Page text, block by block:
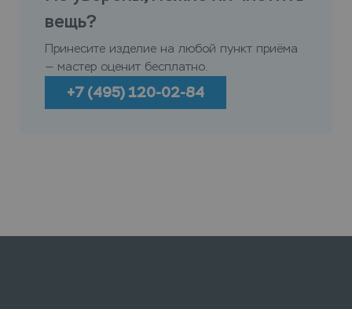
вещь?
Принесите изделие на любой пункт приёма
— мастер оценит бесплатно.
+7 (495) 120-02-84